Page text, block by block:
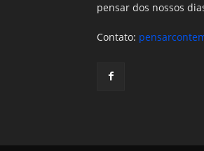
pensar dos nossos
Contato: